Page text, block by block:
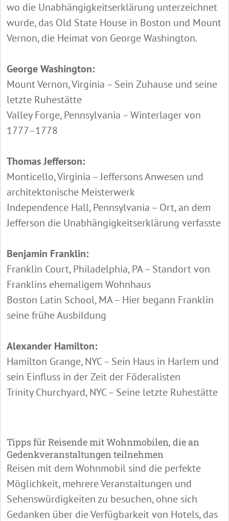
wo die Unabhängigkeitserklärung unterzeichnet
wurde, das Old State House in Boston und Mount
Vernon, die Heimat von George Washington.
George Washington:
Mount Vernon, Virginia – Sein Zuhause und seine
letzte Ruhestätte
Valley Forge, Pennsylvania – Winterlager von
1777–1778
Thomas Jefferson:
Monticello, Virginia – Jeffersons Anwesen und
architektonische Meisterwerk
Independence Hall, Pennsylvania – Ort, an dem
Jefferson die Unabhängigkeitserklärung verfasste
Benjamin Franklin:
Franklin Court, Philadelphia, PA – Standort von
Franklins ehemaligem Wohnhaus
Boston Latin School, MA – Hier begann Franklin
seine frühe Ausbildung
Alexander Hamilton:
Hamilton Grange, NYC – Sein Haus in Harlem und
sein Einfluss in der Zeit der Föderalisten
Trinity Churchyard, NYC – Seine letzte Ruhestätte
Tipps für Reisende mit Wohnmobilen, die an
Gedenkveranstaltungen teilnehmen
Reisen mit dem Wohnmobil sind die perfekte
Möglichkeit, mehrere Veranstaltungen und
Sehenswürdigkeiten zu besuchen, ohne sich
Gedanken über die Verfügbarkeit von Hotels, das